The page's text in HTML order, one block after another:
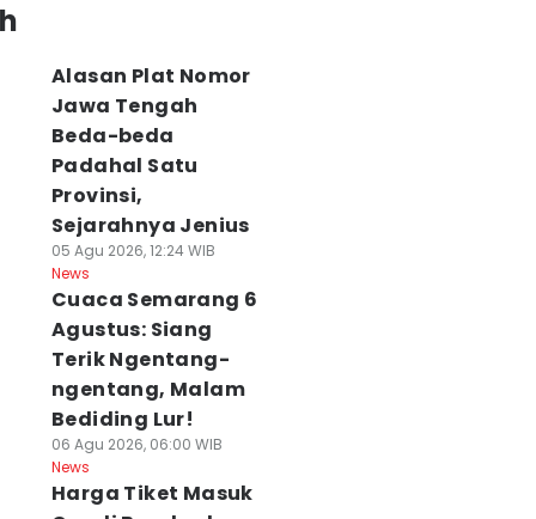
Alasan Plat Nomor
Jawa Tengah
Beda-beda
Padahal Satu
Provinsi,
Sejarahnya Jenius
05 Agu 2026, 12:24 WIB
News
Cuaca Semarang 6
Agustus: Siang
Terik Ngentang-
ngentang, Malam
Bediding Lur!
06 Agu 2026, 06:00 WIB
News
Harga Tiket Masuk